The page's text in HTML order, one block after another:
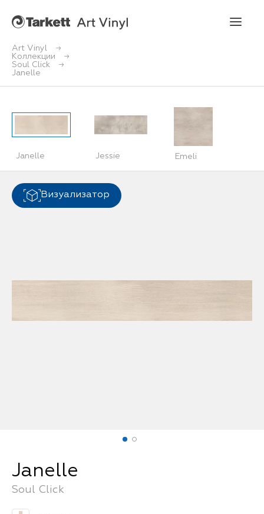
Art Vinyl
Коллекции
Soul Click
Janelle
Janelle Jessie Emeli
Janelle
Soul Click
Визуализатор
Укладка
Конструктор интерьера
Art Vinyl в интерьере
FAQ